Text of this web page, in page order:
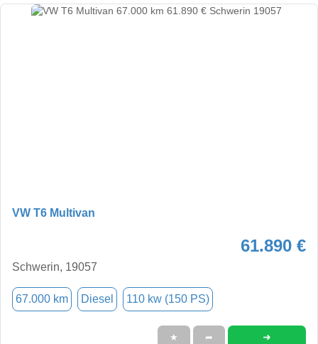
VW T6 Multivan
61.890 €
Schwerin, 19057
67.000 km Diesel 110 kw (150 PS)
★ ➦ ➜